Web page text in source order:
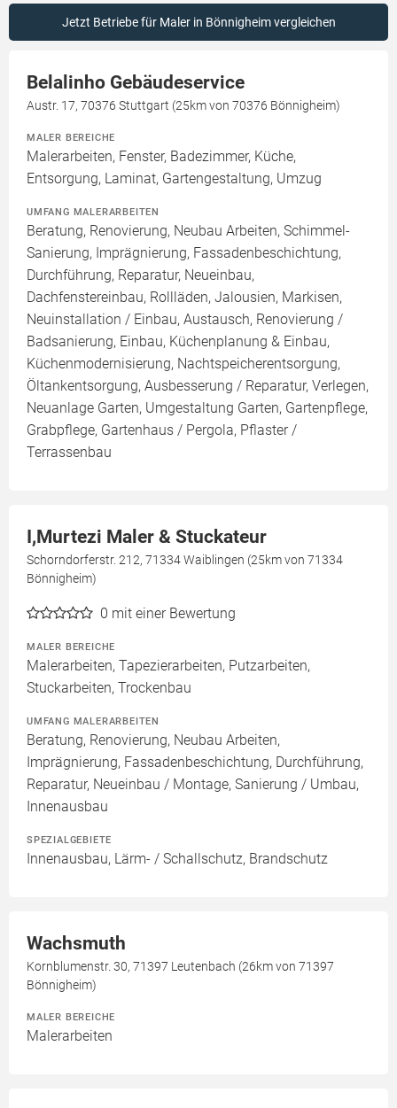
Jetzt Betriebe für Maler in Bönnigheim vergleichen
Belalinho Gebäudeservice
Austr. 17, 70376 Stuttgart (25km von 70376 Bönnigheim)
MALER BEREICHE
Malerarbeiten, Fenster, Badezimmer, Küche,
Entsorgung, Laminat, Gartengestaltung, Umzug
UMFANG MALERARBEITEN
Beratung, Renovierung, Neubau Arbeiten, Schimmel-
Sanierung, Imprägnierung, Fassadenbeschichtung,
Durchführung, Reparatur, Neueinbau,
Dachfenstereinbau, Rollläden, Jalousien, Markisen,
Neuinstallation / Einbau, Austausch, Renovierung /
Badsanierung, Einbau, Küchenplanung & Einbau,
Küchenmodernisierung, Nachtspeicherentsorgung,
Öltankentsorgung, Ausbesserung / Reparatur, Verlegen,
Neuanlage Garten, Umgestaltung Garten, Gartenpflege,
Grabpflege, Gartenhaus / Pergola, Pflaster /
Terrassenbau
I,Murtezi Maler & Stuckateur
Schorndorferstr. 212, 71334 Waiblingen (25km von 71334
Bönnigheim)
0 mit einer Bewertung
MALER BEREICHE
Malerarbeiten, Tapezierarbeiten, Putzarbeiten,
Stuckarbeiten, Trockenbau
UMFANG MALERARBEITEN
Beratung, Renovierung, Neubau Arbeiten,
Imprägnierung, Fassadenbeschichtung, Durchführung,
Reparatur, Neueinbau / Montage, Sanierung / Umbau,
Innenausbau
SPEZIALGEBIETE
Innenausbau, Lärm- / Schallschutz, Brandschutz
Wachsmuth
Kornblumenstr. 30, 71397 Leutenbach (26km von 71397
Bönnigheim)
MALER BEREICHE
Malerarbeiten